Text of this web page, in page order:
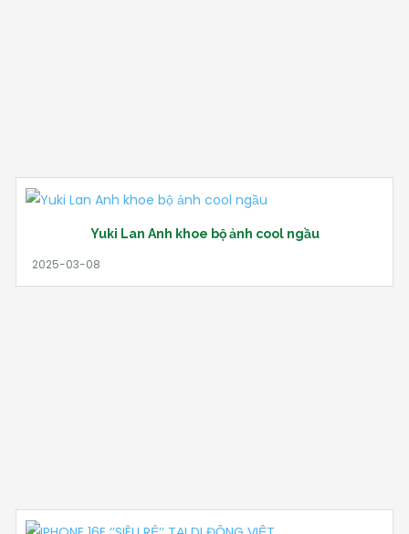
Yuki Lan Anh khoe bộ ảnh cool ngầu